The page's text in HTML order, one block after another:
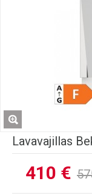
Lavavajillas
410 €